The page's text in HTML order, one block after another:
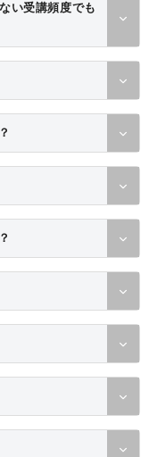
い受講頻度でも